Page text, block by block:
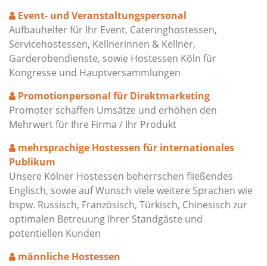
Event- und Veranstaltungspersonal
Aufbauhelfer für Ihr Event, Cateringhostessen,
Servicehostessen, Kellnerinnen & Kellner,
Garderobendienste, sowie Hostessen Köln für
Kongresse und Hauptversammlungen
Promotionpersonal für Direktmarketing
Promoter schaffen Umsätze und erhöhen den
Mehrwert für Ihre Firma / Ihr Produkt
mehrsprachige Hostessen für internationales
Publikum
Unsere Kölner Hostessen beherrschen fließendes
Englisch, sowie auf Wunsch viele weitere Sprachen wie
bspw. Russisch, Französisch, Türkisch, Chinesisch zur
optimalen Betreuung Ihrer Standgäste und
potentiellen Kunden
männliche Hostessen